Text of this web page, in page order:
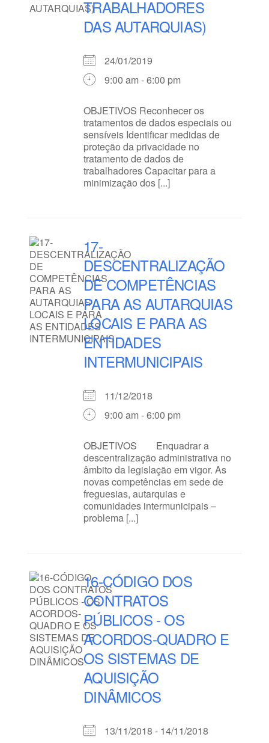
TRABALHADORES
DAS AUTARQUIAS)
24/01/2019
9:00 am - 6:00 pm
OBJETIVOS Reconhecer os
tratamentos de dados especiais ou
sensíveis Identificar medidas de
proteção da privacidade no
tratamento de dados de
trabalhadores Capacitar para a
minimização dos [...]
17-
DESCENTRALIZAÇÃO
DE COMPETÊNCIAS
PARA AS AUTARQUIAS
LOCAIS E PARA AS
ENTIDADES
INTERMUNICIPAIS
11/12/2018
9:00 am - 6:00 pm
OBJETIVOS Enquadrar a
descentralização administrativa no
âmbito da legislação em vigor. As
novas competências em sede de
freguesias, autarquias e
comunidades intermunicipais –
problema [...]
16-CÓDIGO DOS
CONTRATOS
PÚBLICOS - OS
ACORDOS-QUADRO E
OS SISTEMAS DE
AQUISIÇÃO
DINÂMICOS
13/11/2018 - 14/11/2018